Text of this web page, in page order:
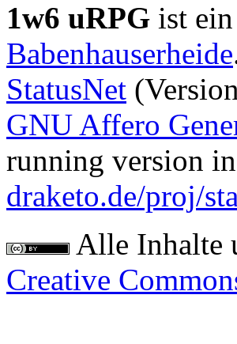
1w6 uRPG ist
Babenhauserheide
StatusNet
GNU Affero
running version
draketo.de/proj/
Alle Inhalte
Creative